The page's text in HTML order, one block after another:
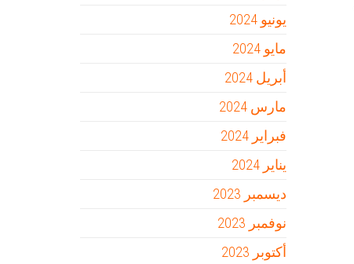
يونيو 2024
مايو 2024
أبريل 2024
مارس 2024
فبراير 2024
يناير 2024
ديسمبر 2023
نوفمبر 2023
أكتوبر 2023